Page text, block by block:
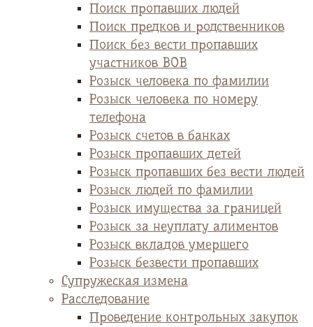
Поиск пропавших людей
Поиск предков и родственников
Поиск без вести пропавших
участников ВОВ
Розыск человека по фамилии
Розыск человека по номеру
телефона
Розыск счетов в банках
Розыск пропавших детей
Розыск пропавших без вести людей
Розыск людей по фамилии
Розыск имущества за границей
Розыск за неуплату алиментов
Розыск вкладов умершего
Розыск безвести пропавших
Супружеская измена
Расследование
Проведение контрольных закупок